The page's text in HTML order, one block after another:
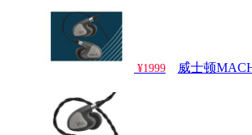
¥1999 威士顿